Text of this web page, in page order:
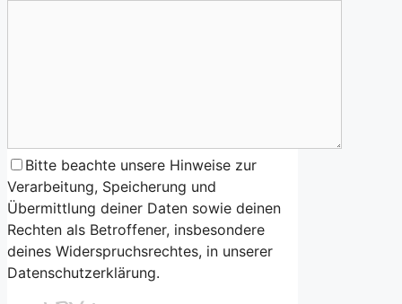
Bitte beachte unsere Hinweise zur
Verarbeitung, Speicherung und
Übermittlung deiner Daten sowie deinen
Rechten als Betroffener, insbesondere
deines Widerspruchsrechtes, in unserer
Datenschutzerklärung.